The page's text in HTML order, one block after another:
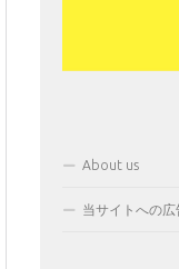
About us
当サイトへの